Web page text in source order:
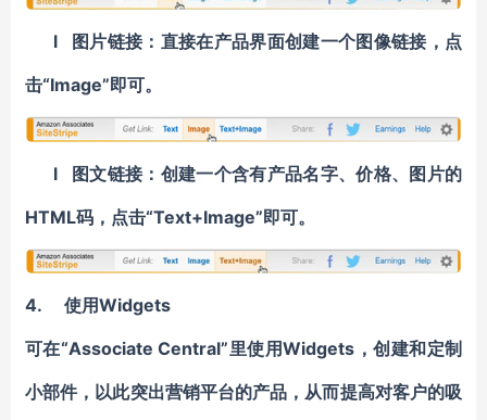
l 图片链接：直接在产品界面创建一个图像链接，点
击“Image”即可。
l 图文链接：创建一个含有产品名字、价格、图片的
HTML码，点击“Text+Image”即可。
4. 使用Widgets
可在“Associate Central”里使用Widgets，创建和定制
小部件，以此突出营销平台的产品，从而提高对客户的吸